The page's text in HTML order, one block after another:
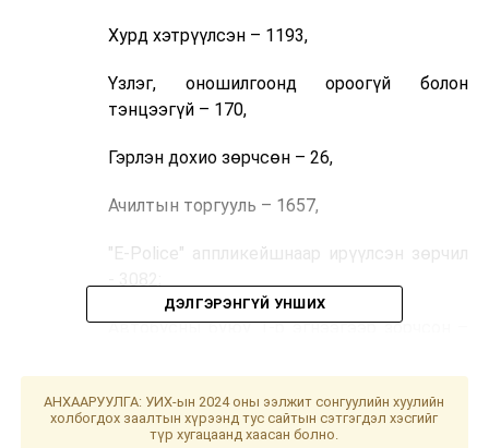
Хурд хэтрүүлсэн – 1193,
Үзлэг, оношилгоонд ороогүй болон
тэнцээгүй – 170,
Гэрлэн дохио зөрчсөн – 26,
Ачилтын торгууль – 1657,
"E-Police" аппликейшнаар ирүүлсэн зөрчил
Автобусны буюу 1-р эгнээгээр зорчсон –
Түр болон удаан зогсох хориотой газар
зогссон - 2928 зөрчил бүртгэгдсэн байна.
ДЭЛГЭРЭНГҮЙ УНШИХ
АНХААРУУЛГА: УИХ-ын 2024 оны ээлжит сонгуулийн хуулийн
холбогдох заалтын хүрээнд тус сайтын сэтгэгдэл хэсгийг
түр хугацаанд хаасан болно.